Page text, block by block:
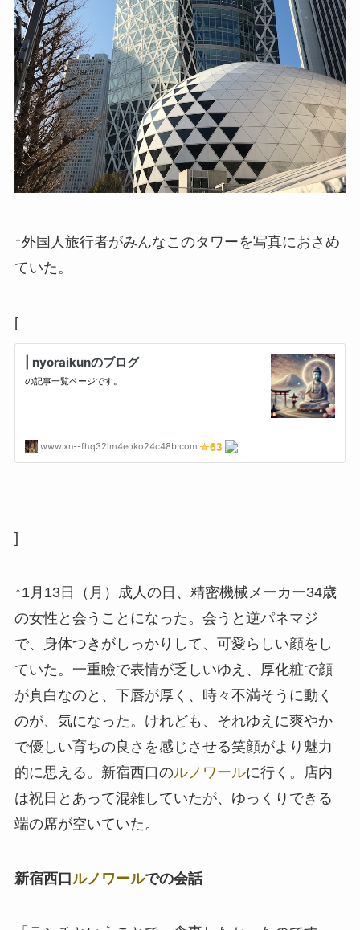
↑外国人旅行者がみんなこのタワーを写真におさめ
ていた。
[
]
↑1月13日（月）成人の日、精密機械メーカー34歳
の女性と会うことになった。会うと逆パネマジ
で、身体つきがしっかりして、可愛らしい顔をし
ていた。一重瞼で表情が乏しいゆえ、厚化粧で顔
が真白なのと、下唇が厚く、時々不満そうに動く
のが、気になった。けれども、それゆえに爽やか
で優しい育ちの良さを感じさせる笑顔がより魅力
的に思える。新宿西口のルノワールに行く。店内
は祝日とあって混雑していたが、ゆっくりできる
端の席が空いていた。
新宿西口ルノワールでの会話